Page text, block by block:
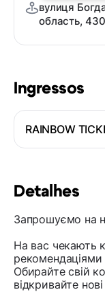
Ingressos
RAINBOW
Detalhes
Запрошуємо на
На вас чекають
рекомендаціями
Обирайте свій
відкривайте
вулиця
область,